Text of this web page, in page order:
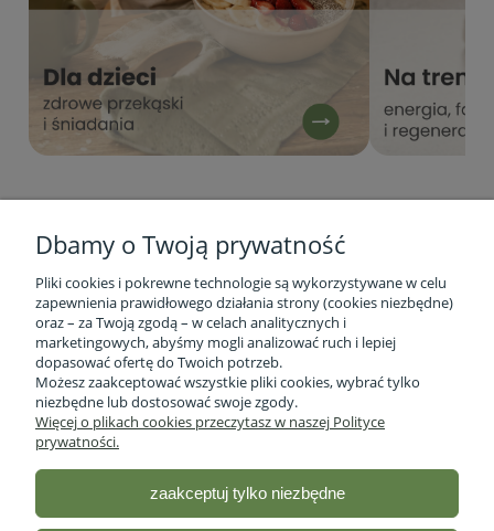
Informacje o firmie
Obsługa klienta
Moje konto
Dbamy o Twoją prywatność
Pliki cookies i pokrewne technologie są wykorzystywane w celu
zapewnienia prawidłowego działania strony (cookies niezbędne)
oraz – za Twoją zgodą – w celach analitycznych i
marketingowych, abyśmy mogli analizować ruch i lepiej
dopasować ofertę do Twoich potrzeb.
Możesz zaakceptować wszystkie pliki cookies, wybrać tylko
niezbędne lub dostosować swoje zgody.
Więcej o plikach cookies przeczytasz w naszej Polityce
prywatności.
zaakceptuj tylko niezbędne